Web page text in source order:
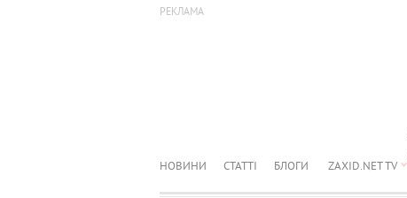
НОВИНИ СТАТТІ БЛОГИ ZAXID.NET TV